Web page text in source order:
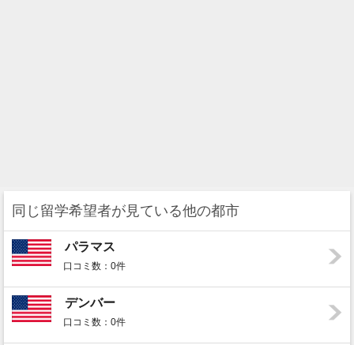
同じ留学希望者が見ている他の都市
パラマス
口コミ数：0件
デンバー
口コミ数：0件